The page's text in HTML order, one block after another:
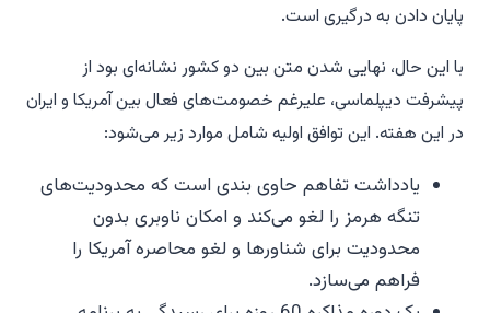
پایان دادن به درگیری است.
با این حال، نهایی شدن متن بین دو کشور نشانه‌ای بود از
پیشرفت دیپلماسی، علیرغم خصومت‌های فعال بین آمریکا و ایران
در این هفته. این توافق اولیه شامل موارد زیر می‌شود:
یادداشت تفاهم حاوی بندی است که محدودیت‌های
تنگه هرمز را لغو می‌کند و امکان ناوبری بدون
محدودیت برای شناورها و لغو محاصره آمریکا را
فراهم می‌سازد.